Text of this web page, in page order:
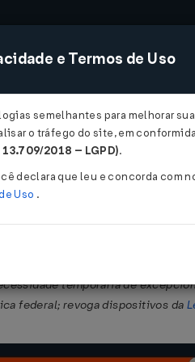
SISTEMAS
da Presidência da
temporária de
federal; revoga dispositivos da
e Termos de Uso
semelhantes para melhorar
o tráfego do site, em
2018 – LGPD).
declara que leu e concorda com
Uso .